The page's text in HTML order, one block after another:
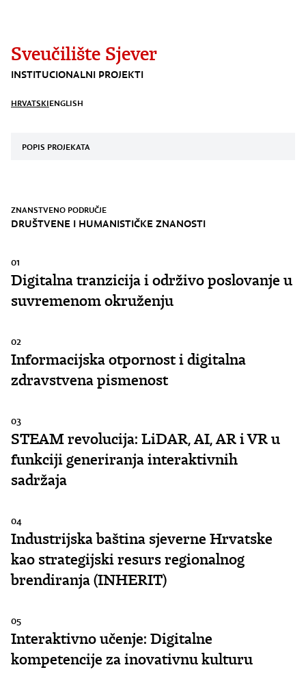
Sveučilište Sjever
INSTITUCIONALNI PROJEKTI
HRVATSKIENGLISH
POPIS PROJEKATA
ZNANSTVENO PODRUČJE
DRUŠTVENE I HUMANISTIČKE ZNANOSTI
01
Digitalna tranzicija i održivo poslovanje u
suvremenom okruženju
02
Informacijska otpornost i digitalna
zdravstvena pismenost
03
STEAM revolucija: LiDAR, AI, AR i VR u
funkciji generiranja interaktivnih
sadržaja
04
Industrijska baština sjeverne Hrvatske
kao strategijski resurs regionalnog
brendiranja (INHERIT)
05
Interaktivno učenje: Digitalne
kompetencije za inovativnu kulturu